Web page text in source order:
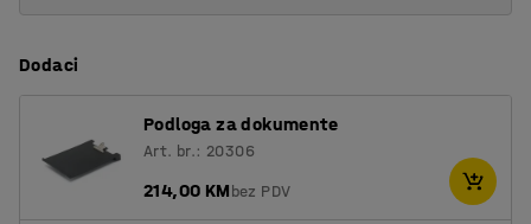
Dodaci
Podloga za dokumente
Art. br.: 20306
214,00 KMbez PDV